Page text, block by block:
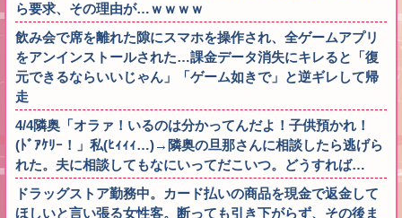
ら要求、その理由が…ｗｗｗｗ
飲み会で席を離れた隙にスマホを操作され、全ゲームアプリ
をアンインストールされた…課金データ消失にキレると「復
元できるならいいじゃん」「ゲーム如きで」と逆ギレして帰
走
4/4隣奥「オラァ！いるのは分かってんだよ！子供預かれ！
(ﾄﾞｱｹﾘｰ！」私(ﾋｨｨｨ…)→隣奥の旦那さんに相談したら逃げら
れた。夫に相談してもなにいってだこいつ。どうすれば…
ドラッグストア勤務中。カード払いの商品を現金で返金して
ほしいと言い張る女性客。断っても引き下がらず、その後ま